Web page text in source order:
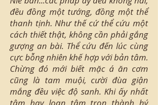
đều đồng một tướng, đồng một thể
thanh tịnh. Như thế cứ thể cứu một
cách thiết thật, không cần phải gắng
gượng an bài. Thể cứu đến lúc cùng
cực bỗng nhiên khế hợp với bản tâm.
Chừng đó mới biết mặc á ăn cơm
cũng là tam muội, cười đùa giận
mắng đều việc độ sanh. Khi ấy nhất